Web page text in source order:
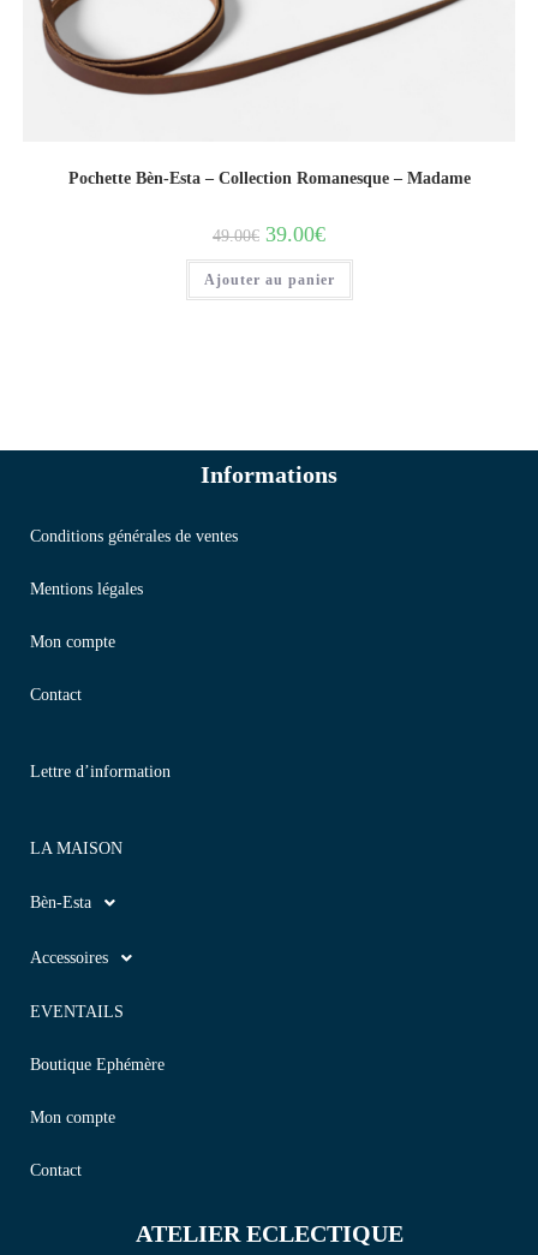
Pochette Bèn-Esta – Collection Romanesque – Madame
49.00€ 39.00€
Ajouter au panier
Informations
Conditions générales de ventes
Mentions légales
Mon compte
Contact
Lettre d’information
LA MAISON
Bèn-Esta
Accessoires
EVENTAILS
Boutique Ephémère
Mon compte
Contact
ATELIER ECLECTIQUE